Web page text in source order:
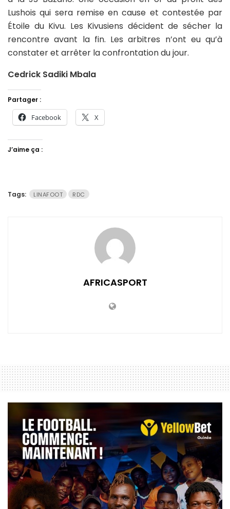
Lushois qui sera remise en cause et contestée par
Étoile du Kivu. Les Kivusiens décident de sécher la
rencontre avant la fin. Les arbitres n’ont eu qu’à
constater et arrêter la confrontation du jour.
Cedrick Sadiki Mbala
Partager :
Facebook X
J’aime ça :
Tags: LINAFOOT RDC
AFRICASPORT